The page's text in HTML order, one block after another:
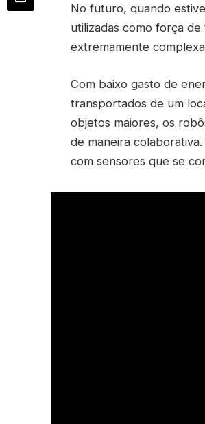
No futuro, quando
utilizadas como força
extremamente
Com baixo gasto de
transportados de um
objetos maiores, os
de maneira
com sensores que se